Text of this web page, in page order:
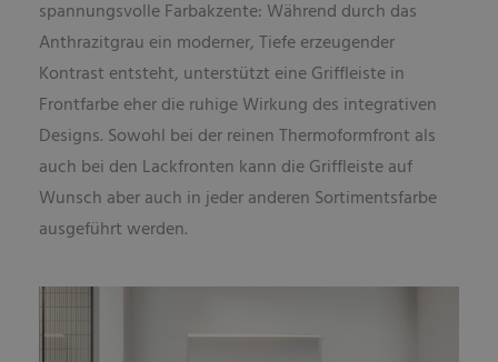
spannungsvolle Farbakzente: Während durch das
Anthrazitgrau ein moderner, Tiefe erzeugender
Kontrast entsteht, unterstützt eine Griffleiste in
Frontfarbe eher die ruhige Wirkung des integrativen
Designs. Sowohl bei der reinen Thermoformfront als
auch bei den Lackfronten kann die Griffleiste auf
Wunsch aber auch in jeder anderen Sortimentsfarbe
ausgeführt werden.